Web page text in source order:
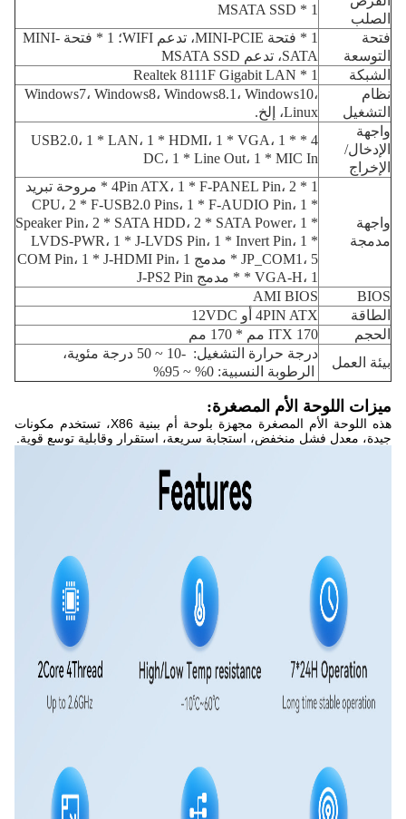
الصلب
فتحة
التوسعة
1 * فتحة MINI-PCIE، تدعم WIFI؛ 1 * فتحة MINI-
SATA، تدعم MSATA SSD
الشبكة
نظام
التشغيل
Windows7، Windows8، Windows8.1، Windows10،
Linux، إلخ.
واجهة
الإدخال/
الإخراج
4 * USB2.0، 1 * LAN، 1 * HDMI، 1 * VGA، 1 *
DC، 1 * Line Out، 1 * MIC In
واجهة
مدمجة
1 * 4Pin ATX، 1 * F-PANEL Pin، 2 * مروحة تبريد
CPU، 2 * F-USB2.0 Pins، 1 * F-AUDIO Pin، 1 *
Speaker Pin، 2 * SATA HDD، 2 * SATA Power، 1 *
LVDS-PWR، 1 * J-LVDS Pin، 1 * Invert Pin، 1 *
JP_COM1، 5 * مدمج COM Pin، 1 * J-HDMI Pin، 1
* VGA-H، 1 * مدمج J-PS2 Pin
BIOS
AMI BIOS
الطاقة
4PIN ATX أو 12VDC
الحجم
ITX 170 مم * 170 مم
بيئة العمل
درجة حرارة التشغيل: -10 ~ 50 درجة مئوية،
الرطوبة النسبية: 0% ~ 95%
ميزات اللوحة الأم المصغرة:
هذه اللوحة الأم المصغرة مجهزة بلوحة أم ببنية X86، تستخدم مكونات
جيدة، معدل فشل منخفض، استجابة سريعة، استقرار وقابلية توسع قوية.